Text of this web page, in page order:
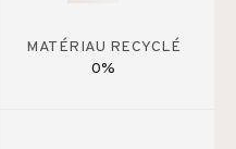
MATÉRIAU RECYCLÉ
0%